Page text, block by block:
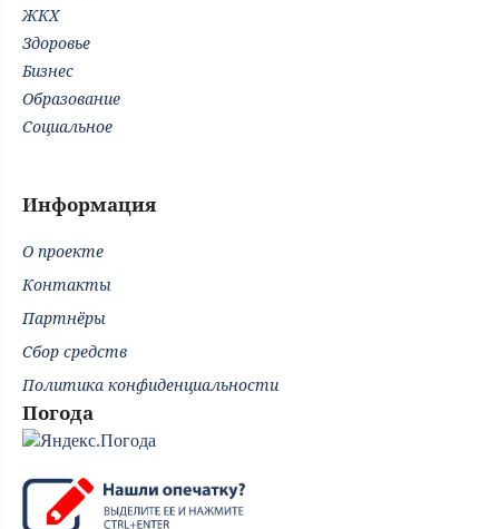
ЖКХ
Здоровье
Бизнес
Образование
Социальное
Информация
О проекте
Контакты
Партнёры
Сбор средств
Политика конфиденциальности
Погода